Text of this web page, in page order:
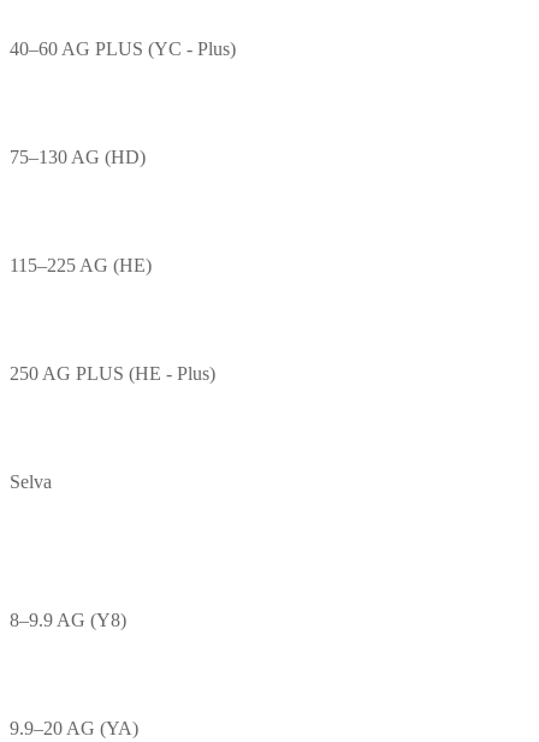
40–60 AG PLUS (YC - Plus)
75–130 AG (HD)
115–225 AG (HE)
250 AG PLUS (HE - Plus)
Selva
8–9.9 AG (Y8)
9.9–20 AG (YA)